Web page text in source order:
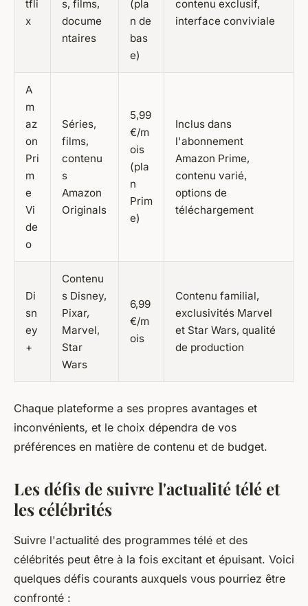
tfli
x
s, films,
docume
ntaires
(pla
n de
bas
e)
contenu exclusif,
interface conviviale
A
m
az
on
Pri
m
e
Vi
de
o
Séries,
films,
contenu
s
Amazon
Originals
5,99
€/m
ois
(pla
n
Prim
e)
Inclus dans
l'abonnement
Amazon Prime,
contenu varié,
options de
téléchargement
Di
sn
ey
+
Contenu
s Disney,
Pixar,
Marvel,
Star
Wars
6,99
€/m
ois
Contenu familial,
exclusivités Marvel
et Star Wars, qualité
de production
Chaque plateforme a ses propres avantages et
inconvénients, et le choix dépendra de vos
préférences en matière de contenu et de budget.
Les défis de suivre l'actualité télé et
les célébrités
Suivre l'actualité des programmes télé et des
célébrités peut être à la fois excitant et épuisant. Voici
quelques défis courants auxquels vous pourriez être
confronté :